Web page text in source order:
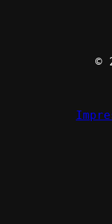
©